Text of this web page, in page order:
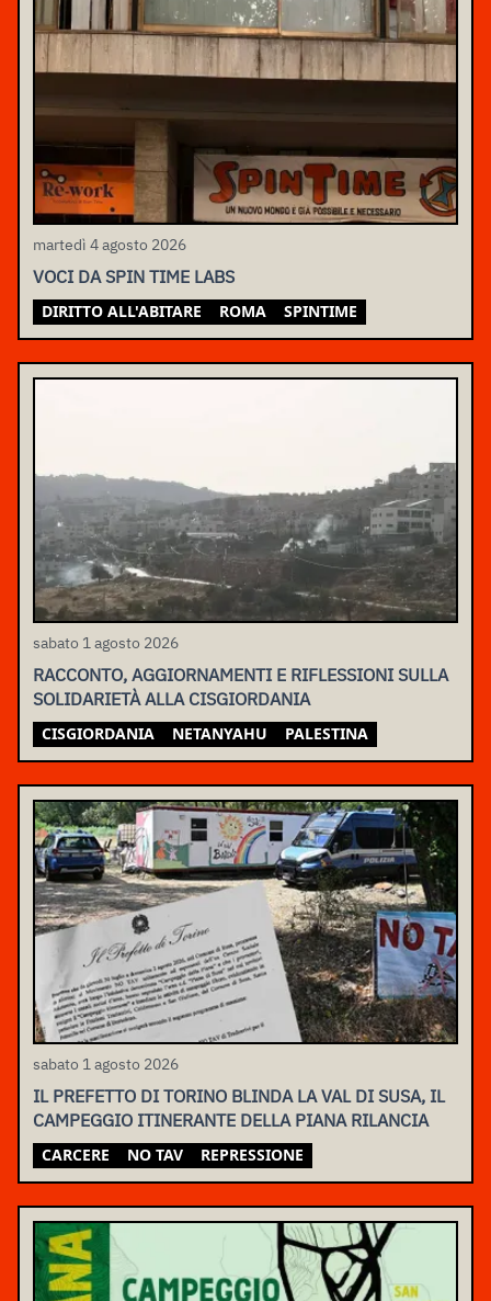
martedì 4 agosto 2026
VOCI DA SPIN TIME LABS
DIRITTO ALL'ABITARE ROMA SPINTIME
sabato 1 agosto 2026
RACCONTO, AGGIORNAMENTI E RIFLESSIONI SULLA
SOLIDARIETÀ ALLA CISGIORDANIA
CISGIORDANIA NETANYAHU PALESTINA
sabato 1 agosto 2026
IL PREFETTO DI TORINO BLINDA LA VAL DI SUSA, IL
CAMPEGGIO ITINERANTE DELLA PIANA RILANCIA
CARCERE NO TAV REPRESSIONE